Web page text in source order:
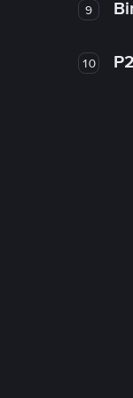
9
10